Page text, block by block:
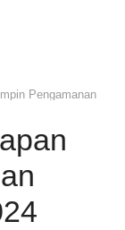
Pengamanan